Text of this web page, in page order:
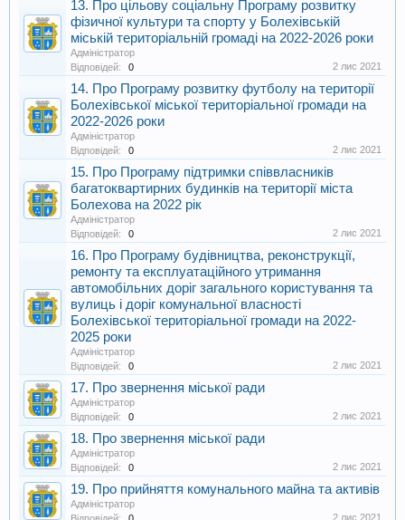
13. Про цільову соціальну Програму розвитку
фізичної культури та спорту у Болехівській
міській територіальній громаді на 2022-2026 роки
Адміністратор
Відповідей:
0 2 лис 2021
14. Про Програму розвитку футболу на території
Болехівської міської територіальної громади на
2022-2026 роки
Адміністратор
Відповідей:
0 2 лис 2021
15. Про Програму підтримки співвласників
багатоквартирних будинків на території міста
Болехова на 2022 рік
Адміністратор
Відповідей:
0 2 лис 2021
16. Про Програму будівництва, реконструкції,
ремонту та експлуатаційного утримання
автомобільних доріг загального користування та
вулиць і доріг комунальної власності
Болехівської територіальної громади на 2022-
2025 роки
Адміністратор
Відповідей:
0 2 лис 2021
17. Про звернення міської ради
Адміністратор
Відповідей:
0 2 лис 2021
18. Про звернення міської ради
Адміністратор
Відповідей:
0 2 лис 2021
19. Про прийняття комунального майна та активів
Адміністратор
2 лис 2021